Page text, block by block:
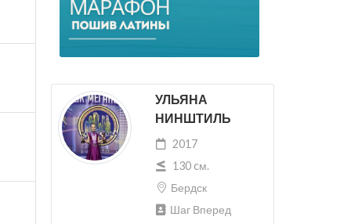
УЛЬЯНА
НИНШТИЛЬ
2017
130 cм.
Бердск
Шаг Вперед